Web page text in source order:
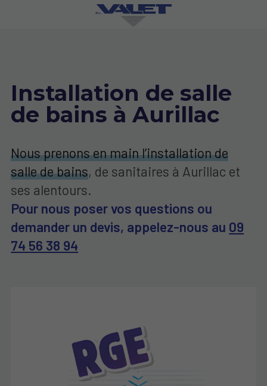
Installation de salle
de bains à Aurillac
Nous prenons en main l’installation de
salle de bains, de sanitaires à Aurillac et
ses alentours.
Pour nous poser vos questions ou
demander un devis, appelez-nous au 09
74 56 38 94